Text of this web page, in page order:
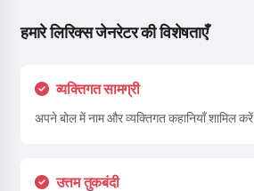
हमारे लिरिक्स जेनरेटर की विशेषताएँ
व्यक्तिगत सामग्री
अपने बोल में नाम और व्यक्तिगत कहानियाँ शामिल करें
उत्तम तुकबंदी